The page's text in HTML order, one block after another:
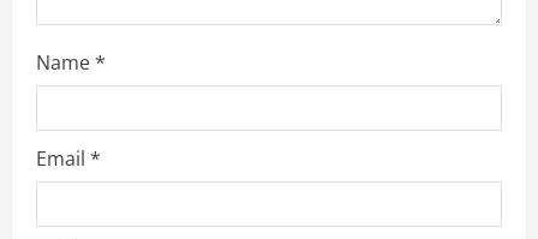
Name*
Email *